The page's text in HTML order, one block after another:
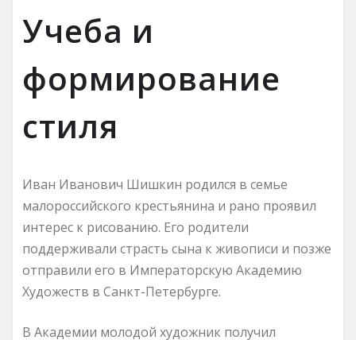
Учеба и
формирование
стиля
Иван Иванович Шишкин родился в семье
малороссийского крестьянина и рано проявил
интерес к рисованию. Его родители
поддерживали страсть сына к живописи и позже
отправили его в Императорскую Академию
Художеств в Санкт-Петербурге.
В Академии молодой художник получил